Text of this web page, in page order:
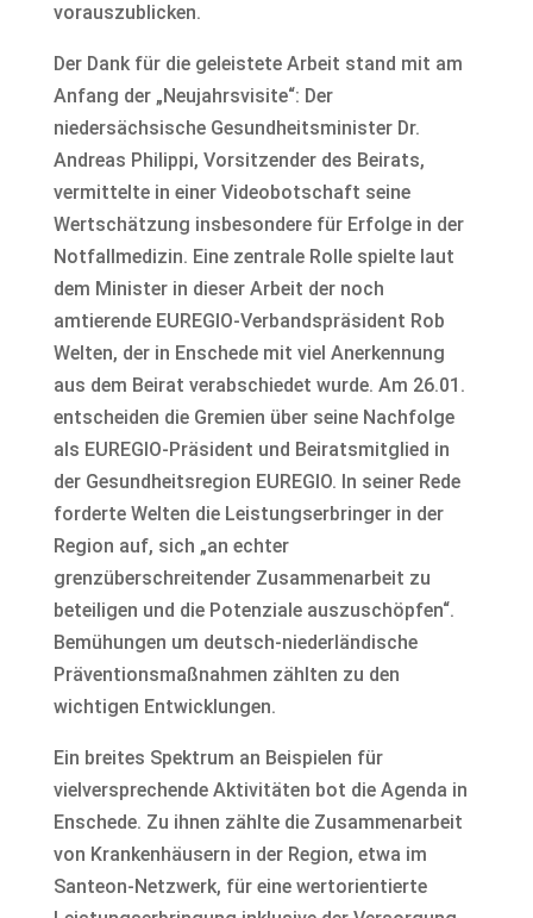
vorauszublicken.
Der Dank für die geleistete Arbeit stand mit am
Anfang der „Neujahrsvisite“: Der
niedersächsische Gesundheitsminister Dr.
Andreas Philippi, Vorsitzender des Beirats,
vermittelte in einer Videobotschaft seine
Wertschätzung insbesondere für Erfolge in der
Notfallmedizin. Eine zentrale Rolle spielte laut
dem Minister in dieser Arbeit der noch
amtierende EUREGIO-Verbandspräsident Rob
Welten, der in Enschede mit viel Anerkennung
aus dem Beirat verabschiedet wurde. Am 26.01.
entscheiden die Gremien über seine Nachfolge
als EUREGIO-Präsident und Beiratsmitglied in
der Gesundheitsregion EUREGIO. In seiner Rede
forderte Welten die Leistungserbringer in der
Region auf, sich „an echter
grenzüberschreitender Zusammenarbeit zu
beteiligen und die Potenziale auszuschöpfen“.
Bemühungen um deutsch-niederländische
Präventionsmaßnahmen zählten zu den
wichtigen Entwicklungen.
Ein breites Spektrum an Beispielen für
vielversprechende Aktivitäten bot die Agenda in
Enschede. Zu ihnen zählte die Zusammenarbeit
von Krankenhäusern in der Region, etwa im
Santeon-Netzwerk, für eine wertorientierte